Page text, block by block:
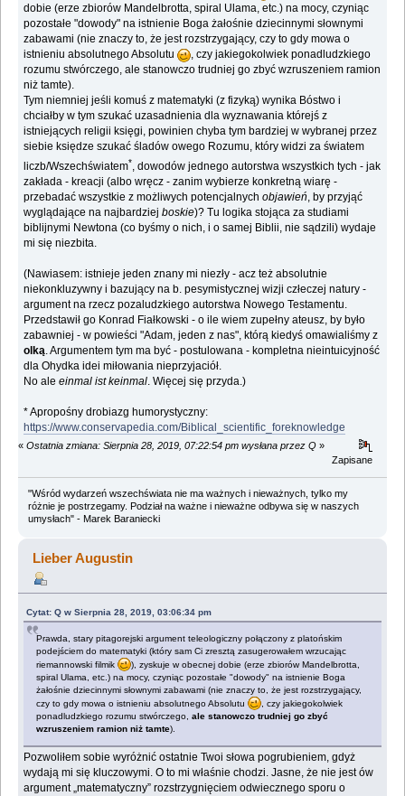
dobie (erze zbiorów Mandelbrotta, spiral Ulama, etc.) na mocy, czyniąc
pozostałe "dowody" na istnienie Boga żałośnie dziecinnymi słownymi
zabawami (nie znaczy to, że jest rozstrzygający, czy to gdy mowa o
istnieniu absolutnego Absolutu
, czy jakiegokolwiek ponadludzkiego
rozumu stwórczego, ale stanowczo trudniej go zbyć wzruszeniem ramion
niż tamte).
Tym niemniej jeśli komuś z matematyki (z fizyką) wynika Bóstwo i
chciałby w tym szukać uzasadnienia dla wyznawania którejś z
istniejących religii księgi, powinien chyba tym bardziej w wybranej przez
siebie księdze szukać śladów owego Rozumu, który widzi za światem
liczb/Wszechświatem*, dowodów jednego autorstwa wszystkich tych - jak
zakłada - kreacji (albo wręcz - zanim wybierze konkretną wiarę -
przebadać wszystkie z możliwych potencjalnychobjawień, by przyjąć
wyglądające na najbardziejboskie)? Tu logika stojąca za studiami
biblijnymi Newtona (co byśmy o nich, i o samej Biblii, nie sądzili) wydaje
mi się niezbita.
(Nawiasem: istnieje jeden znany mi niezły - acz też absolutnie
niekonkluzywny i bazujący na b. pesymistycznej wizji człeczej natury -
argument na rzecz pozaludzkiego autorstwa Nowego Testamentu.
Przedstawił go Konrad Fiałkowski - o ile wiem zupełny ateusz, by było
zabawniej - w powieści "Adam, jeden z nas", którą kiedyś omawialiśmy z
olką. Argumentem tym ma być - postulowana - kompletna nieintuicyjność
dla Ohydka idei miłowania nieprzyjaciół.
No aleeinmal ist keinmal. Więcej się przyda.)
* Apropośny drobiazg humorystyczny:
https://www.conservapedia.com/Biblical_scientific_foreknowledge
« Ostatnia zmiana: Sierpnia 28, 2019, 07:22:54 pm wysłana przez Q »
Zapisane
"Wśród wydarzeń wszechświata nie ma ważnych i nieważnych, tylko my
różnie je postrzegamy. Podział na ważne i nieważne odbywa się w naszych
umysłach" - Marek Baraniecki
Lieber Augustin
Cytat: Q w Sierpnia 28, 2019, 03:06:34 pm
Prawda, stary pitagorejski argument teleologiczny połączony z platońskim
podejściem do matematyki (który sam Ci zresztą zasugerowałem wrzucając
riemannowski filmik
), zyskuje w obecnej dobie (erze zbiorów Mandelbrotta,
spiral Ulama, etc.) na mocy, czyniąc pozostałe "dowody" na istnienie Boga
żałośnie dziecinnymi słownymi zabawami (nie znaczy to, że jest rozstrzygający,
czy to gdy mowa o istnieniu absolutnego Absolutu
, czy jakiegokolwiek
ponadludzkiego rozumu stwórczego,ale stanowczo trudniej go zbyć
wzruszeniem ramion niż tamte).
Pozwoliłem sobie wyróżnić ostatnie Twoi słowa pogrubieniem, gdyż
wydają mi się kluczowymi. O to mi właśnie chodzi. Jasne, że nie jest ów
argument „matematyczny” rozstrzygnięciem odwiecznego sporu o